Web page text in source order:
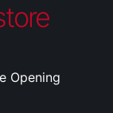
Opening